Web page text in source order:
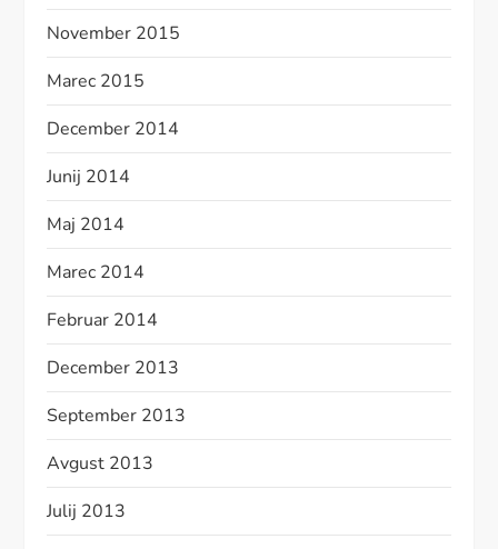
November 2015
Marec 2015
December 2014
Junij 2014
Maj 2014
Marec 2014
Februar 2014
December 2013
September 2013
Avgust 2013
Julij 2013